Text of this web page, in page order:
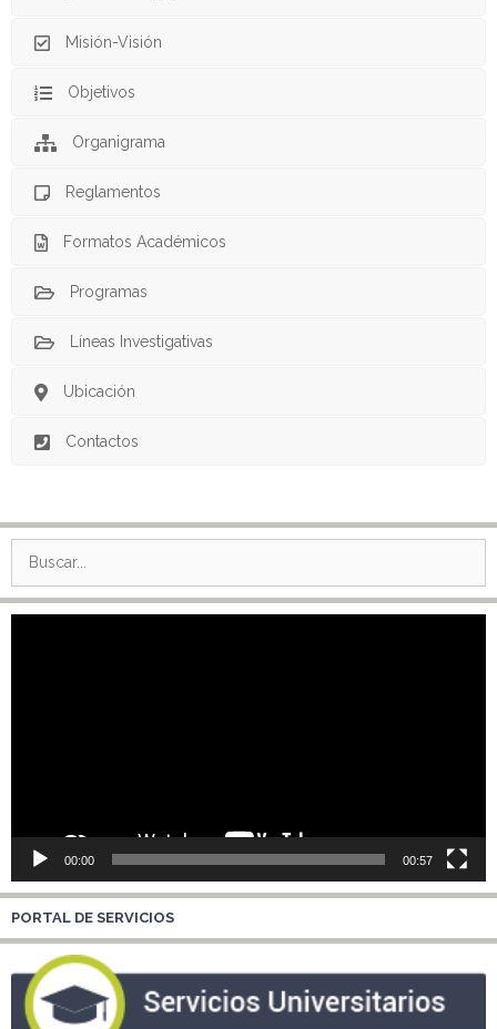
Misión-Visión
Objetivos
Organigrama
Reglamentos
Formatos Académicos
Programas
Líneas Investigativas
Ubicación
Contactos
00:00 00:57
PORTAL DE SERVICIOS